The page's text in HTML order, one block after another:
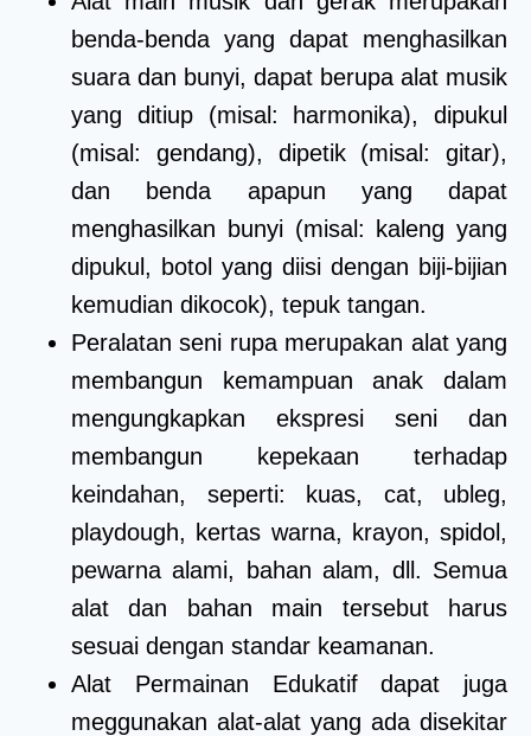
benda-benda yang dapat menghasilkan
suara dan bunyi, dapat berupa alat musik
yang ditiup (misal: harmonika), dipukul
(misal: gendang), dipetik (misal: gitar),
dan benda apapun yang dapat
menghasilkan bunyi (misal: kaleng yang
dipukul, botol yang diisi dengan biji-bijian
kemudian dikocok), tepuk tangan.
Peralatan seni rupa merupakan alat yang
membangun kemampuan anak dalam
mengungkapkan ekspresi seni dan
membangun kepekaan terhadap
keindahan, seperti: kuas, cat, ubleg,
playdough, kertas warna, krayon, spidol,
pewarna alami, bahan alam, dll. Semua
alat dan bahan main tersebut harus
sesuai dengan standar keamanan.
Alat Permainan Edukatif dapat juga
meggunakan alat-alat yang ada disekitar